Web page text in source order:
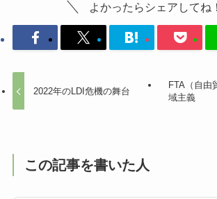
よかったらシェアしてね！
2022年のLDI危機の舞台
FTA（自由
域主義
この記事を書いた人